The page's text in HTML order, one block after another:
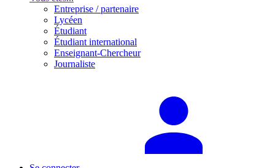
Entreprise / partenaire
Lycéen
Étudiant
Étudiant international
Enseignant-Chercheur
Journaliste